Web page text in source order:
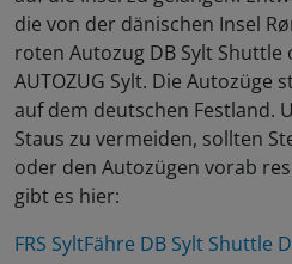
die von der dänischen Insel
roten Autozug DB Sylt
AUTOZUG Sylt. Die Autozüge
auf dem deutschen Festland.
Staus zu vermeiden, sollten
oder den Autozügen vorab
gibt es hier:
FRS SyltFähre DB Sylt Shuttle